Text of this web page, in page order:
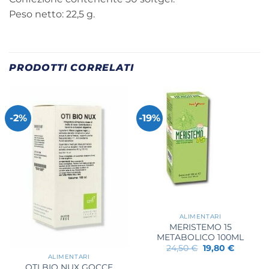
Peso netto: 22,5 g.
PRODOTTI CORRELATI
-2%
ALIMENTARI
-19%
ALIMENTARI
MERISTEMO 15
METABOLICO 100ML
24,50€ Il
prezzo
19,80 €Il